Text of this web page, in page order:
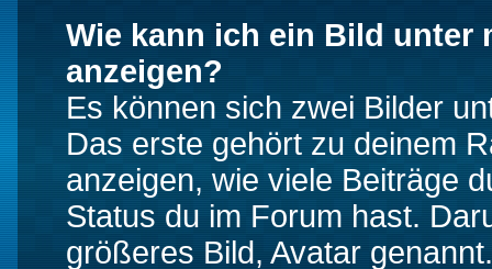
Wie kann ich ein Bild unter
anzeigen?
Es können sich zwei Bilder
Das erste gehört zu deinem
anzeigen, wie viele Beiträge
Status du im Forum hast.
größeres Bild, Avatar